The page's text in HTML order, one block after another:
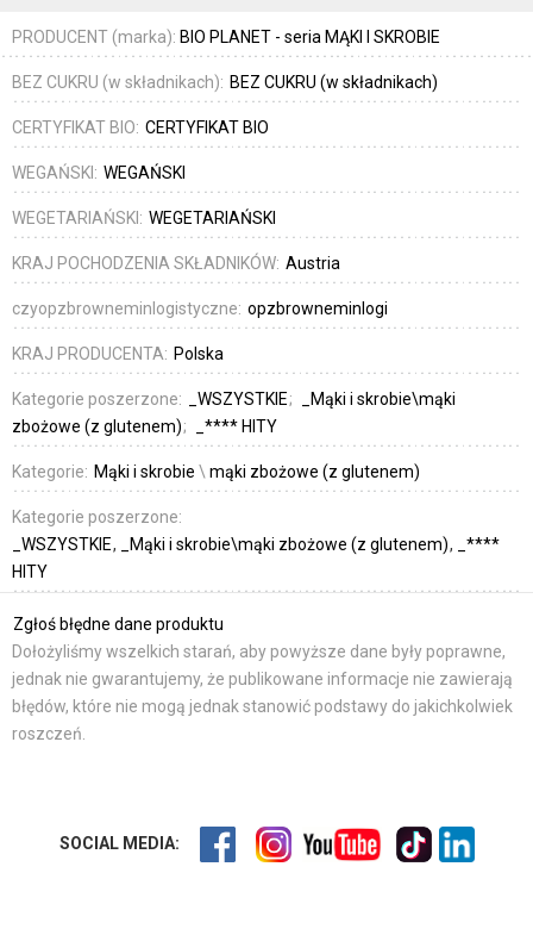
PRODUCENT (marka): BIO PLANET - seria MĄKI I SKROBIE
BEZ CUKRU (w składnikach): BEZ CUKRU (w składnikach)
CERTYFIKAT BIO: CERTYFIKAT BIO
WEGAŃSKI: WEGAŃSKI
WEGETARIAŃSKI: WEGETARIAŃSKI
KRAJ POCHODZENIA SKŁADNIKÓW: Austria
czyopzbrowneminlogistyczne: opzbrowneminlogi
KRAJ PRODUCENTA: Polska
Kategorie poszerzone: _WSZYSTKIE
_Mąki i skrobie\mąki
zbożowe (z glutenem)
_**** HITY
Kategorie: Mąki i skrobie \ mąki zbożowe (z glutenem)
Kategorie poszerzone:
_WSZYSTKIE
_Mąki i skrobie\mąki zbożowe (z glutenem)
_****
HITY
Zgłoś błędne dane produktu
Dołożyliśmy wszelkich starań, aby powyższe dane były poprawne,
jednak nie gwarantujemy, że publikowane informacje nie zawierają
błędów, które nie mogą jednak stanowić podstawy do jakichkolwiek
roszczeń.
SOCIAL MEDIA: